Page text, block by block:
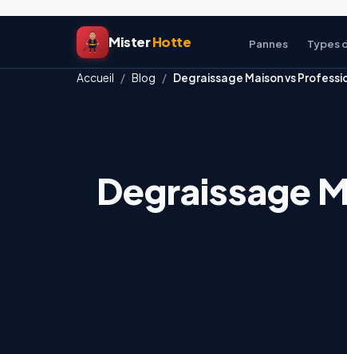
contenu
MisterHotte Pannes Types
Accueil / Blog / Degraissage Maison vs
Degraissage